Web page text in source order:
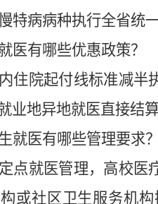
特病病种执行全省统
医有哪些优惠政策？
住院起付线标准减半
业地异地就医直接结
就医有哪些管理要求？
点就医管理，高校医
或社区卫生服务机